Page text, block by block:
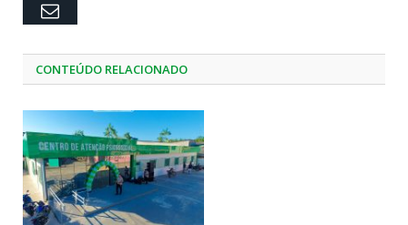
Email
CONTEÚDO RELACIONADO